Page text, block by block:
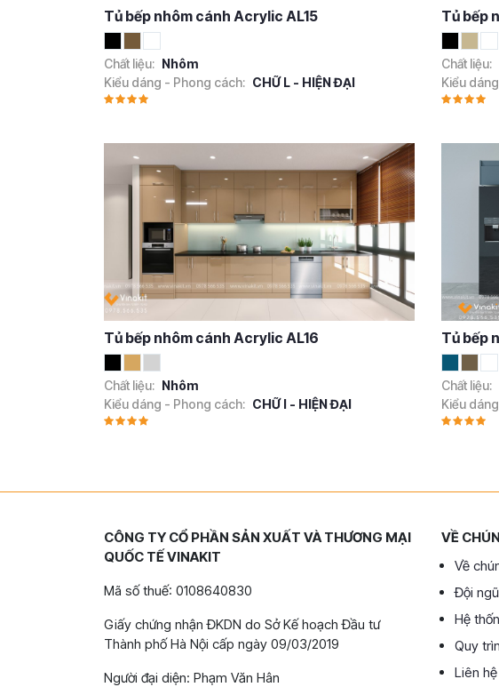
Tủ bếp nhôm cánh Acrylic AL15
Chất liệu: Nhôm
Kiểu dáng - Phong cách: CHỮ L - HIỆN ĐẠI
Tủ bếp
Chất liệu:
Kiểu
Tủ bếp nhôm cánh Acrylic AL16
Chất liệu: Nhôm
Kiểu dáng - Phong cách: CHỮ I - HIỆN ĐẠI
Tủ bếp
Chất liệu:
Kiểu
CÔNG TY CỔ PHẦN SẢN XUẤT VÀ THƯƠNG MẠI
QUỐC TẾ VINAKIT
Mã số thuế: 0108640830
Giấy chứng nhận ĐKDN do Sở Kế hoạch Đầu tư
Thành phố Hà Nội cấp ngày 09/03/2019
Người đại diện: Phạm Văn Hân
VỀ
Về
Đội
Hệ
Quy
Liên hệ